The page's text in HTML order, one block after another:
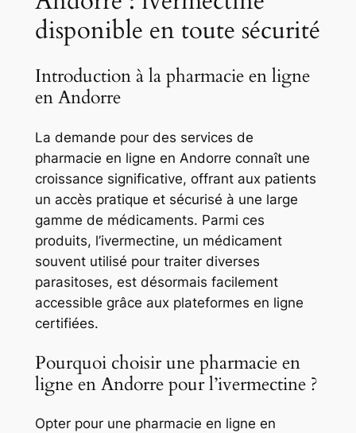
disponible en toute sécurité
Introduction à la pharmacie en ligne
en Andorre
La demande pour des services de
pharmacie en ligne en Andorre connaît une
croissance significative, offrant aux patients
un accès pratique et sécurisé à une large
gamme de médicaments. Parmi ces
produits, l’ivermectine, un médicament
souvent utilisé pour traiter diverses
parasitoses, est désormais facilement
accessible grâce aux plateformes en ligne
certifiées.
Pourquoi choisir une pharmacie en
ligne en Andorre pour l’ivermectine ?
Opter pour une pharmacie en ligne en